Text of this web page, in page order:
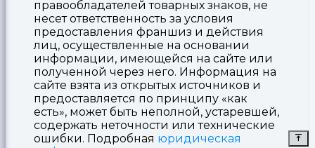
правообладателей товарных знаков, не
несет ответственность за условия
предоставления франшиз и действия
лиц, осуществленные на основании
информации, имеющейся на сайте или
полученной через него. Информация на
сайте взята из открытых источников и
предоставляется по принципу «как
есть», может быть неполной, устаревшей,
содержать неточности или технические
ошибки. Подробная юридическая